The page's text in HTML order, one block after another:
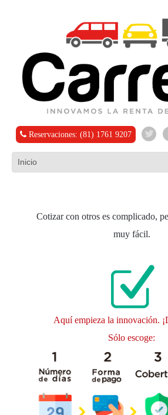
Reservaciones: (81) 1761 9207
Cotizar con otros es complicado,
muy fácil.
Aquí empieza la innovación.
Sólo escoge: